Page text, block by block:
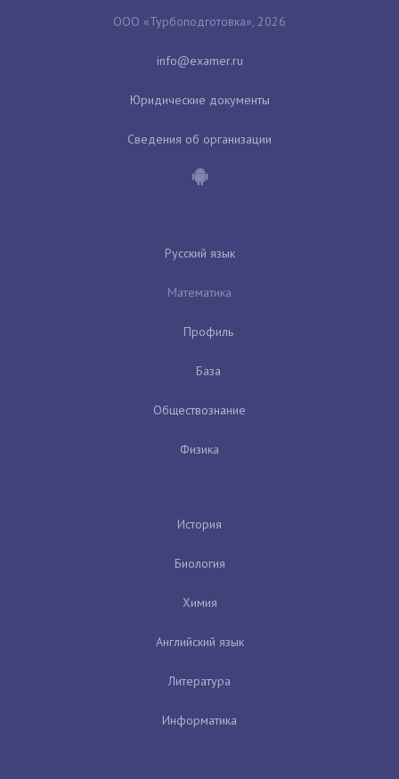
ООО «Турбоподготовка», 2026
Юридические документы
Сведения об организации
Русский язык
Математика
Профиль
База
Обществознание
Физика
История
Биология
Химия
Английский язык
Литература
Информатика